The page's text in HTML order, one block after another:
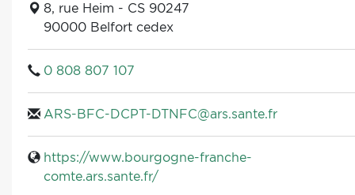
8, rue Heim - CS 90247
90000 Belfort cedex
0 808 807 107
ARS-BFC-DCPT-DTNFC@ars.sante.fr
https://www.bourgogne-franche-
comte.ars.sante.fr/